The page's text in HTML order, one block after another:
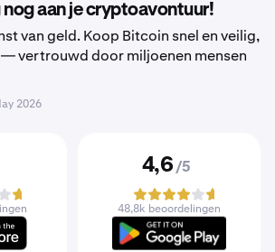
nog aan je cryptoavontuur!
van geld. Koop Bitcoin snel en veilig,
— vertrouwd door miljoenen mensen
2026
4,6 /5
48,8k beoordelingen